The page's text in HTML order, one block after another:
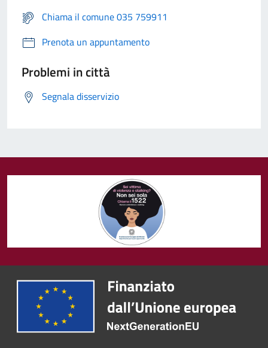
Chiama il comune 035 759911
Prenota un appuntamento
Problemi in città
Segnala disservizio